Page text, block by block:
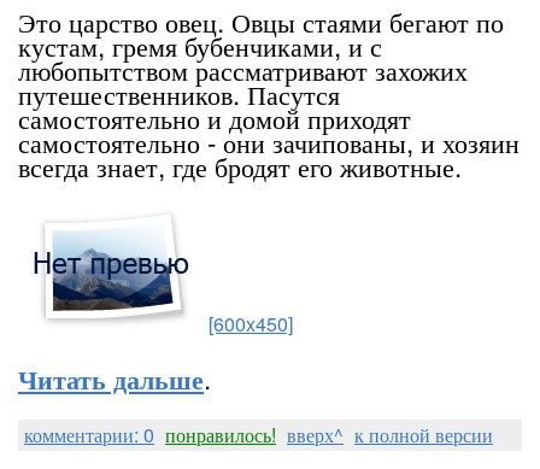
Это царство овец. Овцы стаями бегают по
кустам, гремя бубенчиками, и с
любопытством рассматривают захожих
путешественников. Пасутся
самостоятельно и домой приходят
самостоятельно - они зачипованы, и хозяин
всегда знает, где бродят его животные.
[600x450]
Читать дальше.
комментарии: 0 понравилось! вверх^ к полной версии